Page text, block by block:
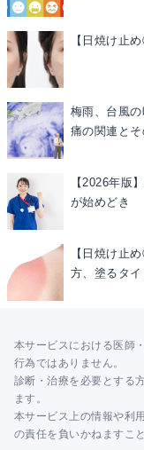
【日焼け止
梅雨、台風
痛の関連と
【2026年版
が始めどき
【日焼け止
方、塗るタ
本サービスにおける医師
行為ではありません。
診断・治療を必要とする
ます。
本サービス上の情報や利
の責任を負いかねますこ